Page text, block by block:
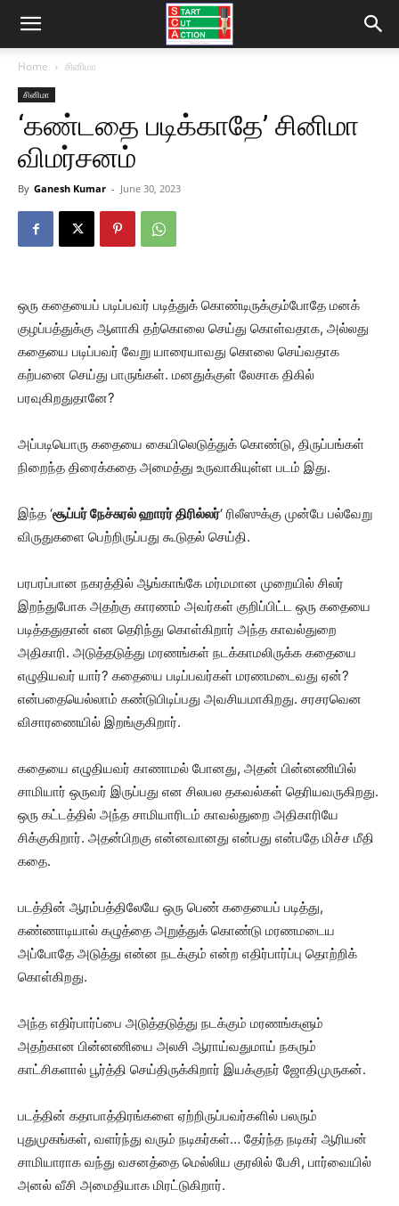
Home சினிமா
சினிமா
‘கண்டதை படிக்காதே’ சினிமா
விமர்சனம்
By Ganesh Kumar - June 30, 2023
ஒரு கதையைப் படிப்பவர் படித்துக் கொண்டிருக்கும்போதே மனக்
குழப்பத்துக்கு ஆளாகி தற்கொலை செய்து கொள்வதாக, அல்லது
கதையை படிப்பவர் வேறு யாரையாவது கொலை செய்வதாக
கற்பனை செய்து பாருங்கள். மனதுக்குள் லேசாக திகில்
பரவுகிறதுதானே?
அப்படியொரு கதையை கையிலெடுத்துக் கொண்டு, திருப்பங்கள்
நிறைந்த திரைக்கதை அமைத்து உருவாகியுள்ள படம் இது.
இந்த ‘சூப்பர் நேச்சுரல் ஹாரர் திரில்லர்‘ ரிலீஸுக்கு முன்பே பல்வேறு
விருதுகளை பெற்றிருப்பது கூடுதல் செய்தி.
பரபரப்பான நகரத்தில் ஆங்காங்கே மர்மமான முறையில் சிலர்
இறந்துபோக அதற்கு காரணம் அவர்கள் குறிப்பிட்ட ஒரு கதையை
படித்ததுதான் என தெரிந்து கொள்கிறார் அந்த காவல்துறை
அதிகாரி. அடுத்தடுத்து மரணங்கள் நடக்காமலிருக்க கதையை
எழுதியவர் யார்? கதையை படிப்பவர்கள் மரணமடைவது ஏன்?
என்பதையெல்லாம் கண்டுபிடிப்பது அவசியமாகிறது. சரசரவென
விசாரணையில் இறங்குகிறார்.
கதையை எழுதியவர் காணாமல் போனது, அதன் பின்னணியில்
சாமியார் ஒருவர் இருப்பது என சிலபல தகவல்கள் தெரியவருகிறது.
ஒரு கட்டத்தில் அந்த சாமியாரிடம் காவல்துறை அதிகாரியே
சிக்குகிறார். அதன்பிறகு என்னவானது என்பது என்பதே மிச்ச மீதி
கதை.
படத்தின் ஆரம்பத்திலேயே ஒரு பெண் கதையைப் படித்து,
கண்ணாடியால் கழுத்தை அறுத்துக் கொண்டு மரணமடைய
அப்போதே அடுத்து என்ன நடக்கும் என்ற எதிர்பார்ப்பு தொற்றிக்
கொள்கிறது.
அந்த எதிர்பார்ப்பை அடுத்தடுத்து நடக்கும் மரணங்களும்
அதற்கான பின்னணியை அலசி ஆராய்வதுமாய் நகரும்
காட்சிகளால் பூர்த்தி செய்திருக்கிறார் இயக்குநர் ஜோதிமுருகன்.
படத்தின் கதாபாத்திரங்களை ஏற்றிருப்பவர்களில் பலரும்
புதுமுகங்கள், வளர்ந்து வரும் நடிகர்கள்… தேர்ந்த நடிகர் ஆரியன்
சாமியாராக வந்து வசனத்தை மெல்லிய குரலில் பேசி, பார்வையில்
அனல் வீசி அமைதியாக மிரட்டுகிறார்.